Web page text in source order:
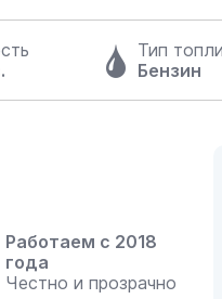
Тип
Бензин
Работаем с 2018
года
Честно и прозрачно